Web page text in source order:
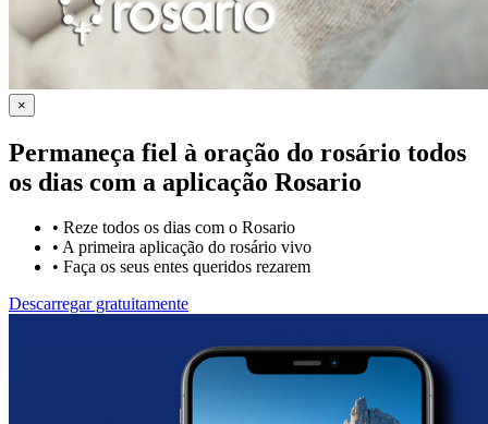
×
Permaneça fiel à oração do rosário todos
os dias com a aplicação Rosario
• Reze todos os dias com o Rosario
• A primeira aplicação do rosário vivo
• Faça os seus entes queridos rezarem
Descarregar gratuitamente